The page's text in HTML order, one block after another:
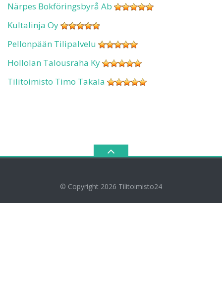
Närpes Bokföringsbyrå Ab
Kultalinja Oy
Pellonpään Tilipalvelu
Hollolan Talousraha Ky
Tilitoimisto Timo Takala
© Copyright 2026 Tilitoimisto24